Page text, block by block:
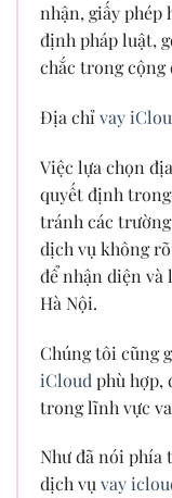
nhận, giấy phép
định pháp luật,
chắc trong cộng
Địa chỉvay
Việc lựa chọn
quyết định
tránh các
dịch vụ không
để nhận diện và
Hà Nội.
Chúng tôi cũng
iCloud phù hợp,
trong lĩnh vực
Như đã nói phía
dịch vụvay